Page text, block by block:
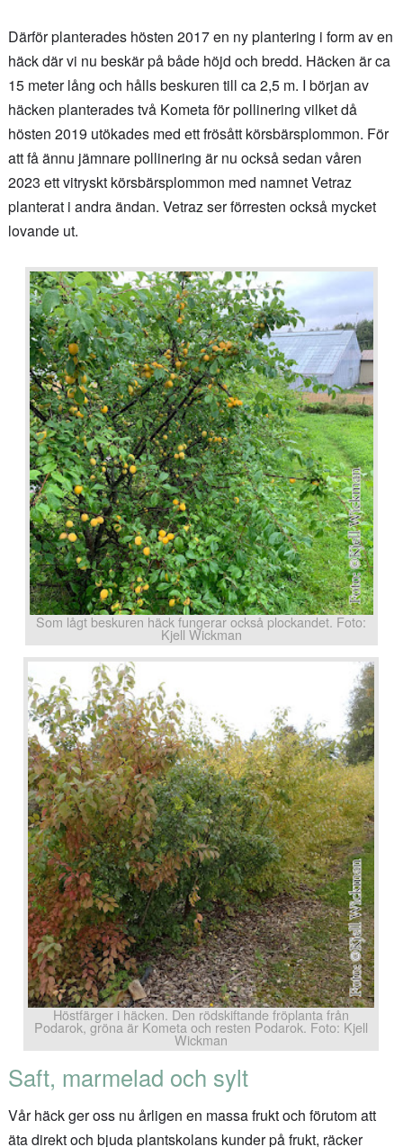
Därför planterades hösten 2017 en ny plantering i form av en
häck där vi nu beskär på både höjd och bredd. Häcken är ca
15 meter lång och hålls beskuren till ca 2,5 m. I början av
häcken planterades två Kometa för pollinering vilket då
hösten 2019 utökades med ett frösått körsbärsplommon. För
att få ännu jämnare pollinering är nu också sedan våren
2023 ett vitryskt körsbärsplommon med namnet Vetraz
planterat i andra ändan. Vetraz ser förresten också mycket
lovande ut.
Som lågt beskuren häck fungerar också plockandet. Foto:
Kjell Wickman
Höstfärger i häcken. Den rödskiftande fröplanta från
Podarok, gröna är Kometa och resten Podarok. Foto: Kjell
Wickman
Saft, marmelad och sylt
Vår häck ger oss nu årligen en massa frukt och förutom att
äta direkt och bjuda plantskolans kunder på frukt, räcker